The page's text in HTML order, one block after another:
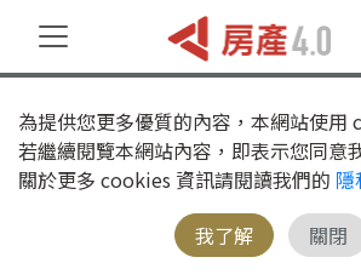
為提供您更多優質的內容，本網站使用
若繼續閱覽本網站內容，即表示您同意
關於更多 cookies 資訊請閱讀我們的 隱
我了解
關閉